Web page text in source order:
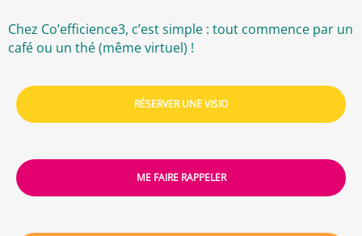
Chez Co’efficience3, c’est simple : tout commence par un
café ou un thé (même virtuel) !
RÉSERVER UNE VISIO
ME FAIRE RAPPELER